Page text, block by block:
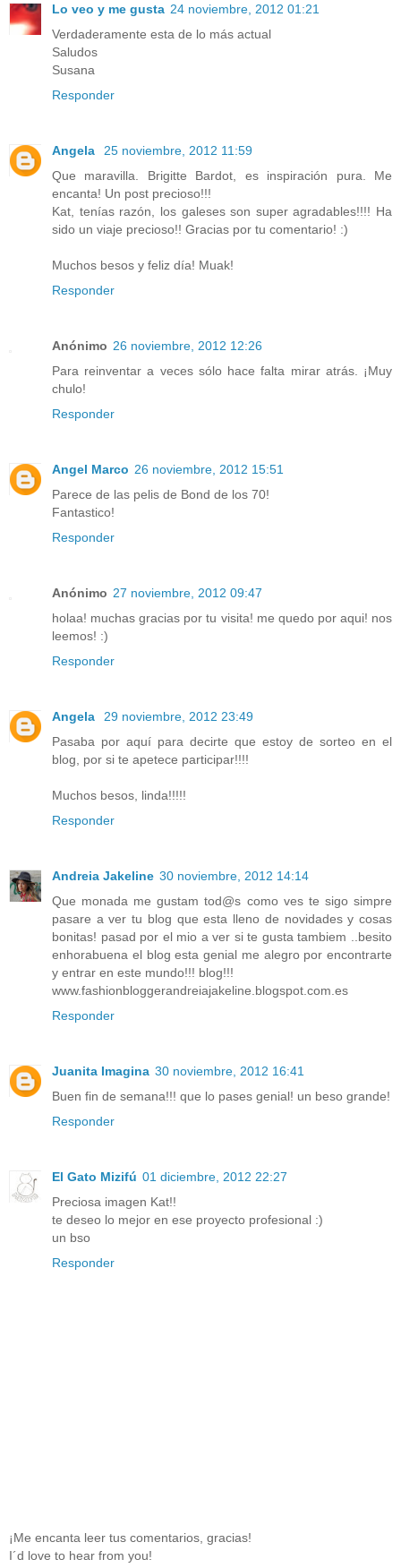
Lo veo y me gusta 24 noviembre, 2012 01:21
Verdaderamente esta de lo más actual
Saludos
Susana
Responder
Angela
25 noviembre, 2012 11:59
Que maravilla. Brigitte Bardot, es inspiración pura. Me
encanta! Un post precioso!!!
Kat, tenías razón, los galeses son super agradables!!!! Ha
sido un viaje precioso!! Gracias por tu comentario! :)
Muchos besos y feliz día! Muak!
Responder
Anónimo 26 noviembre, 2012 12:26
Para reinventar a veces sólo hace falta mirar atrás. ¡Muy
chulo!
Responder
Angel Marco 26 noviembre, 2012 15:51
Parece de las pelis de Bond de los 70!
Fantastico!
Responder
Anónimo 27 noviembre, 2012 09:47
holaa! muchas gracias por tu visita! me quedo por aqui! nos
leemos! :)
Responder
Angela
29 noviembre, 2012 23:49
Pasaba por aquí para decirte que estoy de sorteo en el
blog, por si te apetece participar!!!!
Muchos besos, linda!!!!!
Responder
Andreia Jakeline 30 noviembre, 2012 14:14
Que monada me gustam tod@s como ves te sigo simpre
pasare a ver tu blog que esta lleno de novidades y cosas
bonitas! pasad por el mio a ver si te gusta tambiem ..besito
enhorabuena el blog esta genial me alegro por encontrarte
y entrar en este mundo!!! blog!!!
www.fashionbloggerandreiajakeline.blogspot.com.es
Responder
Juanita Imagina 30 noviembre, 2012 16:41
Buen fin de semana!!! que lo pases genial! un beso grande!
Responder
El Gato Mizifú 01 diciembre, 2012 22:27
Preciosa imagen Kat!!
te deseo lo mejor en ese proyecto profesional :)
un bso
Responder
¡Me encanta leer tus comentarios, gracias!
I´d love to hear from you!